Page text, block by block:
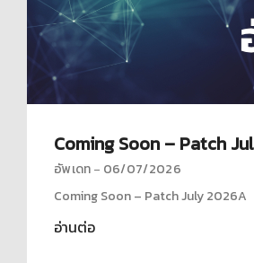
Coming Soon – Patch
อัพเดท
06/07/2026
Coming Soon – Patch July 2026A
อ่านต่อ